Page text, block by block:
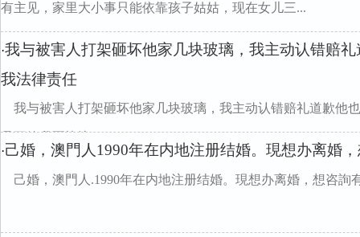
有主见，家里大小事只能依靠孩子姑姑，现在女儿三...
·我与被害人打架砸坏他家几块玻璃，我主动认错赔
我法律责任
我与被害人打架砸坏他家几块玻璃，我主动认错赔礼道歉他
是不给我写协议divclass="w990mamt20
·己婚，澳門人1990年在内地注册结婚。現想办离婚
己婚，澳門人.1990年在内地注册结婚。現想办离婚，想咨詢